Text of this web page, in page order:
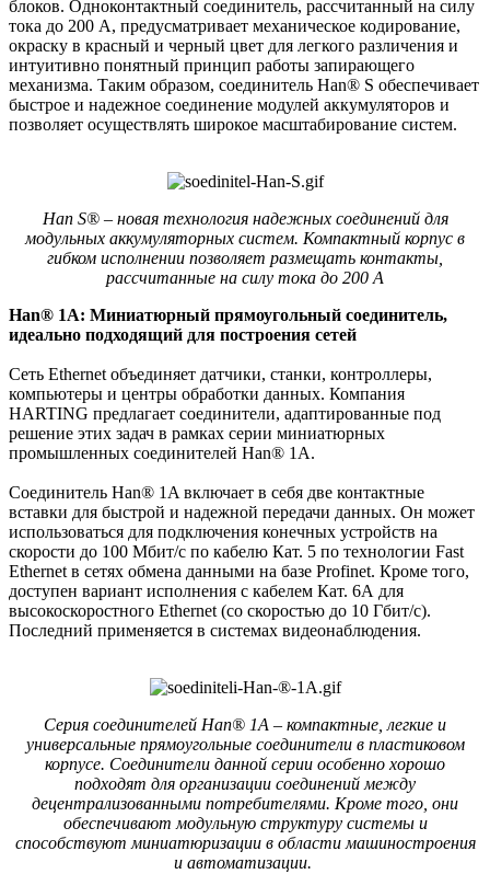
блоков. Одноконтактный соединитель, рассчитанный на силу
тока до 200 А, предусматривает механическое кодирование,
окраску в красный и черный цвет для легкого различения и
интуитивно понятный принцип работы запирающего
механизма. Таким образом, соединитель Han® S обеспечивает
быстрое и надежное соединение модулей аккумуляторов и
позволяет осуществлять широкое масштабирование систем.
Han S® – новая технология надежных соединений для
модульных аккумуляторных систем. Компактный корпус в
гибком исполнении позволяет размещать контакты,
рассчитанные на силу тока до 200 А
Han® 1A: Миниатюрный прямоугольный соединитель,
идеально подходящий для построения сетей
Сеть Ethernet объединяет датчики, станки, контроллеры,
компьютеры и центры обработки данных. Компания
HARTING предлагает соединители, адаптированные под
решение этих задач в рамках серии миниатюрных
промышленных соединителей Han® 1A.
Соединитель Han® 1A включает в себя две контактные
вставки для быстрой и надежной передачи данных. Он может
использоваться для подключения конечных устройств на
скорости до 100 Мбит/с по кабелю Кат. 5 по технологии Fast
Ethernet в сетях обмена данными на базе Profinet. Кроме того,
доступен вариант исполнения с кабелем Кат. 6А для
высокоскоростного Ethernet (со скоростью до 10 Гбит/с).
Последний применяется в системах видеонаблюдения.
Серия соединителей Han® 1A – компактные, легкие и
универсальные прямоугольные соединители в пластиковом
корпусе. Соединители данной серии особенно хорошо
подходят для организации соединений между
децентрализованными потребителями. Кроме того, они
обеспечивают модульную структуру системы и
способствуют миниатюризации в области машиностроения
и автоматизации.